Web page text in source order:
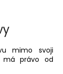
mimo svoji
má právo od